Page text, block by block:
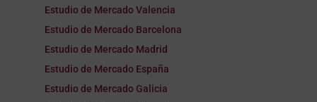
Estudio de Mercado Valencia
Estudio de Mercado Barcelona
Estudio de Mercado Madrid
Estudio de Mercado España
Estudio de Mercado Galicia